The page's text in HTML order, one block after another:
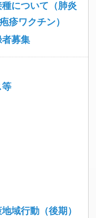
について（肺炎
疹ワクチン）
募集
等
域行動（後期）